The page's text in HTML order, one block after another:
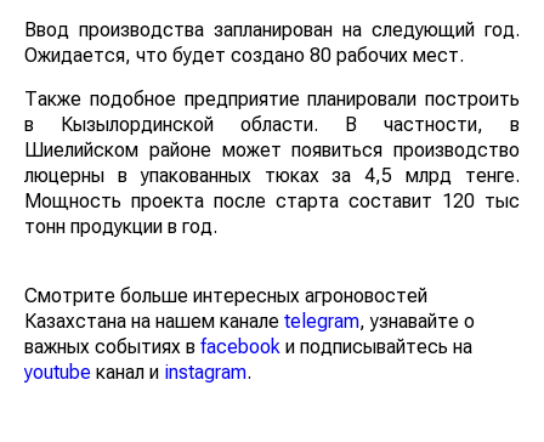
Ввод производства запланирован на следующий год.
Ожидается, что будет создано 80 рабочих мест.
Также подобное предприятие планировали построить
в Кызылординской области. В частности, в
Шиелийском районе может появиться производство
люцерны в упакованных тюках за 4,5 млрд тенге.
Мощность проекта после старта составит 120 тыс
тонн продукции в год.
Смотрите больше интересных агроновостей
Казахстана на нашем канале telegram, узнавайте о
важных событиях в facebook и подписывайтесь на
youtube канал и instagram.